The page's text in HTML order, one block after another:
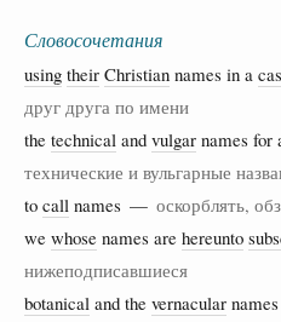
Словосочетания
using their Christian names in a
друг друга по имени
the technical and vulgar names for
технические и вульгарные
to call names — оскорблять,
we whose names are hereunto
нижеподписавшиеся
botanical and the vernacular